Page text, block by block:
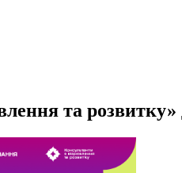
та розвитку»